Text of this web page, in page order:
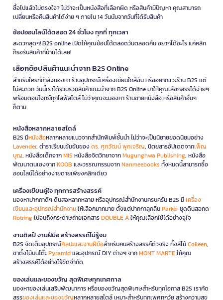
ซื้อไปแล้วไม่ตรงใจ? ไม่ว่าจะเป็นหนังสือที่เลือกผิด หรือสินค้ามีปัญหา คุณสามารถ
เปลี่ยนหรือคืนสินค้าได้ง่าย ๆ ภายใน 14 วันนับจากวันที่ได้รับสินค้า
ช้อปออนไลน์ได้ตลอด 24 ชั่วโมง ทุกที่ ทุกเวลา
สะดวกสุดๆ! B2S online เปิดให้คุณช้อปได้ตลอดวันตลอดคืน อยากได้อะไร แค่คลิก
ก็รอรับสินค้าที่บ้านได้เลย!
เลือกช้อปสินค้าแนะนำจาก B2S Online
สำหรับใครที่กำลังมองหา ร้านอุปกรณ์เครื่องเขียนใกล้ฉัน หรืออยากแวะร้าน B2S แต่
ไม่สะดวก วันนี้เราได้รวบรวมสินค้าแนะนำจาก B2S Online มาให้คุณเลือกสรรได้ง่ายๆ
พร้อมตอบโจทย์ทุกไลฟ์สไตล์ ไม่ว่าคุณจะมองหา ร้านขายหนังสือ หรือสินค้าอื่นๆ
ก็ตาม
หนังสือหลากหลายสไตล์
B2S มีหนังสือหลากหลายแนวจากสำนักพิมพ์ชั้นนำ ไม่ว่าจะเป็นนิยายยอดนิยมอย่าง
Lavender, ตำราเรียนเข้มข้นของดร. ศุภวัฒน์ พุกเจริญ, นิตยสารอัปเดตจากเพ็ญ
บุญ, หนังสือเด็กจากMIS หนังสือจิตวิทยาจากMugunghwa Publishing, หนังสือ
พัฒนาตนเองจากKOOB และวรรณกรรมจากNanmeebooks ทั้งหมดนี้สามารถซื้อ
ออนไลน์ได้อย่างง่ายดายเพียงคลิกเดียว
เครื่องเขียนคู่ใจ ทุกการสร้างสรรค์
มองหาปากกาดีๆ ดินสอหลากหลาย หรืออุปกรณ์สำนักงานครบครัน B2S มีเครื่อง
เขียนและอุปกรณ์สำนักงานให้เลือกมากมาย ตั้งแต่ปากกาลูกลื่นParkerชุดดินสอกด
Rotringไปจนถึงกระดาษถ่ายเอกสารDOUBLE Aให้คุณเลือกใช้ได้อย่างจุใจ
งานศิลป์ งานฝีมือ สร้างสรรค์ไม่รู้จบ
B2S จัดเต็มอุปกรณ์ศิลปะและงานฝีมือสำหรับคนสร้างสรรค์ตัวจริง ทั้งสีไม้Colleen,
ขาตั้งไม้บนโต๊ะPyramidและอุปกรณ์ DIY ต่างๆ จากMONT MARTEให้คุณ
สร้างสรรค์ได้อย่างไร้ขีดจำกัด
ของเล่นและของขวัญ สุดพิเศษทุกเทศกาล
มองหาของเล่นเสริมพัฒนาการ หรือของขวัญสุดพิเศษสำหรับทุกโอกาส B2S เราคัด
สรรของเล่นและของขวัญหลากหลายสไตล์ เหมาะสำหรับทุกเพศทุกวัย สร้างความสุข